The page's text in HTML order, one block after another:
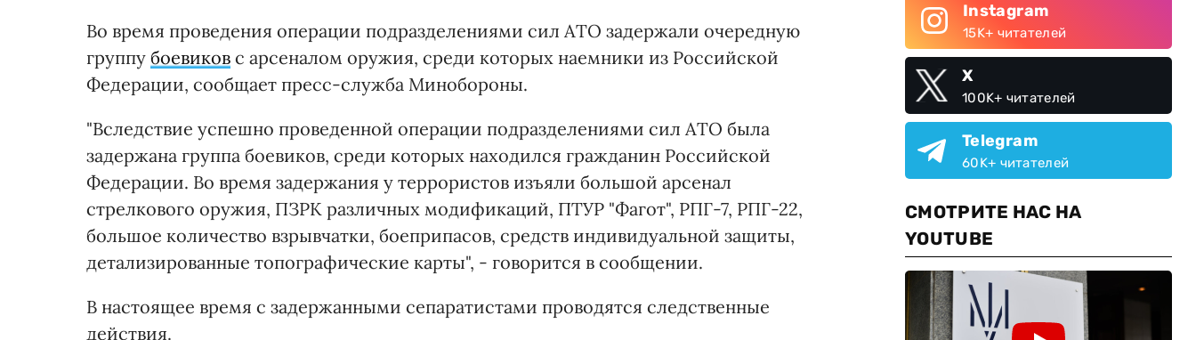
Во время проведения операции подразделениями сил АТО задержали очередную
группу боевиков с арсеналом оружия, среди которых наемники из Российской
Федерации, сообщает пресс-служба Минобороны.
"Вследствие успешно проведенной операции подразделениями сил АТО была
задержана группа боевиков, среди которых находился гражданин Российской
Федерации. Во время задержания у террористов изъяли большой арсенал
стрелкового оружия, ПЗРК различных модификаций, ПТУР "Фагот", РПГ-7, РПГ-22,
большое количество взрывчатки, боеприпасов, средств индивидуальной защиты,
детализированные топографические карты", - говорится в сообщении.
В настоящее время с задержанными сепаратистами проводятся следственные
действия.
Instagram
15K+ читателей
X
100K+ читателей
Telegram
60K+ читателей
СМОТРИТЕ НАС НА
YOUTUBE